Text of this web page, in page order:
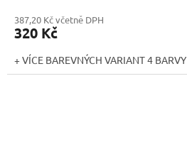
387,20 Kč včetně DPH
320 Kč
+ VÍCE BAREVNÝCH VARIANT 4 BARVY